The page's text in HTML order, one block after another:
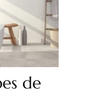
de